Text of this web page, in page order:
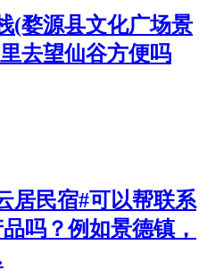
(婺源县文化广场景
去望仙谷方便吗
居民宿#可以帮联系
吗？例如景德镇，